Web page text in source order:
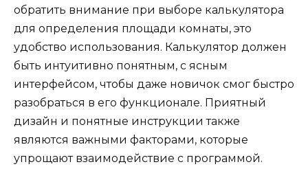
обратить внимание при выборе калькулятора
для определения площади комнаты, это
удобство использования. Калькулятор должен
быть интуитивно понятным, с ясным
интерфейсом, чтобы даже новичок смог быстро
разобраться в его функционале. Приятный
дизайн и понятные инструкции также
являются важными факторами, которые
упрощают взаимодействие с программой.